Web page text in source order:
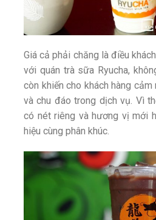
Giá cả phải chăng là điều
với quán trà sữa Ryucha,
còn khiến cho khách hàng
và chu đáo trong dịch vụ. Vì
có nét riêng và hương vị mới
hiệu cùng phân khúc.